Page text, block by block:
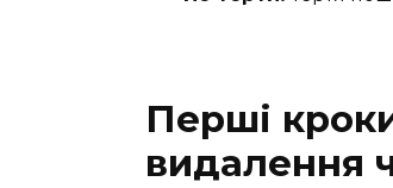
Перші
видалення